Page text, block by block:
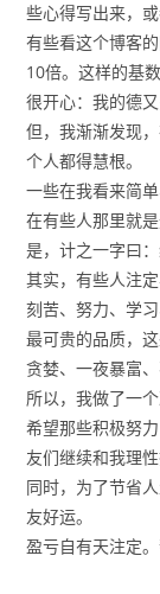
些心得写出来，
有些看这个博客
10倍。这样的基
很开心：我的德
但，我渐渐发现
个人都得慧根。
一些在我看来简
在有些人那里就
是，计之一字曰：
其实，有些人注
刻苦、努力、学
最可贵的品质，
贪婪、一夜暴富
所以，我做了一个
希望那些积极努
友们继续和我理性
同时，为了节省
友好运。
盈亏自有天注定